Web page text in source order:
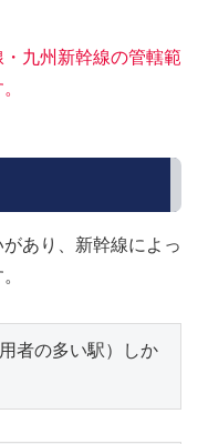
九州新幹線の管轄範
があり、新幹線によっ
者の多い駅）しか